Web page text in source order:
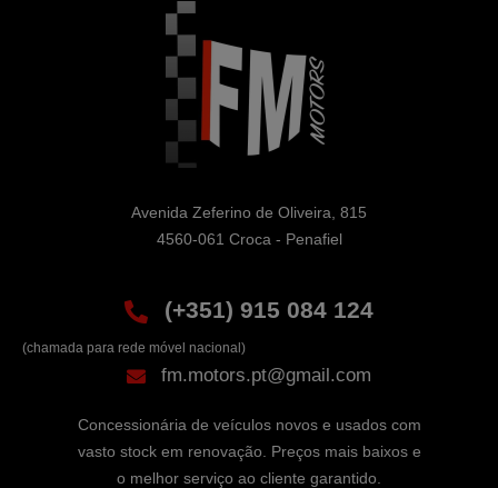
Avenida Zeferino de Oliveira, 815
4560-061 Croca - Penafiel
(+351) 915 084 124
(chamada para rede móvel nacional)
fm.motors.pt@gmail.com
Concessionária de veículos novos e usados com
vasto stock em renovação. Preços mais baixos e
o melhor serviço ao cliente garantido.